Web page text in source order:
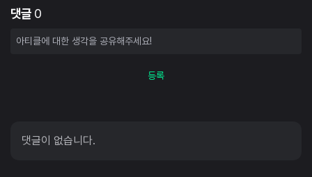
댓글 0
등록
댓글이 없습니다.